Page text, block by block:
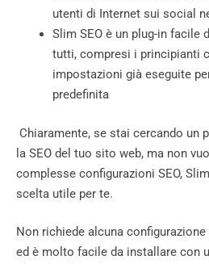
utenti di Internet sui social
Slim SEO è un plug-in facile
tutti, compresi i principianti
impostazioni già eseguite
predefinita
Chiaramente, se stai cercando un
la SEO del tuo sito web, ma non
complesse configurazioni SEO,
scelta utile per te.
Non richiede alcuna
ed è molto facile da installare con